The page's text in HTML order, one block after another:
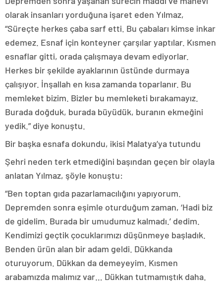
olarak insanları yorduğuna işaret eden Yılmaz,
“Süreçte herkes çaba sarf etti. Bu çabaları kimse inkar
edemez. Esnaf için konteyner çarşılar yaptılar. Kısmen
esnaflar gitti, orada çalışmaya devam ediyorlar.
Herkes bir şekilde ayaklarının üstünde durmaya
çalışıyor. İnşallah en kısa zamanda toparlanır. Bu
memleket bizim. Bizler bu memleketi bırakamayız.
Burada doğduk, burada büyüdük, buranın ekmeğini
yedik.” diye konuştu.
Bir başka esnafa dokundu, ikisi Malatya’ya tutundu
Şehri neden terk etmediğini başından geçen bir olayla
anlatan Yılmaz, şöyle konuştu:
“Ben toptan gıda pazarlamacılığını yapıyorum.
Depremden sonra eşimle oturduğum zaman, ‘Hadi biz
de gidelim. Burada bir umudumuz kalmadı.’ dedim.
Kendimizi geçtik çocuklarımızı düşünmeye başladık.
Benden ürün alan bir adam geldi. Dükkanda
oturuyorum. Dükkan da demeyeyim. Kısmen
arabamızda malımız var… Dükkan tutmamıştık daha.